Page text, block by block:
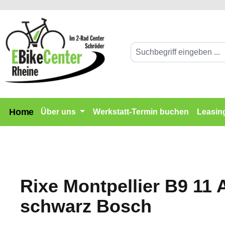
Zur Hauptnavigation springen
Home Über uns Werkstatt-Termin buchen
Rixe Montpellier B9 11
schwarz Bosch